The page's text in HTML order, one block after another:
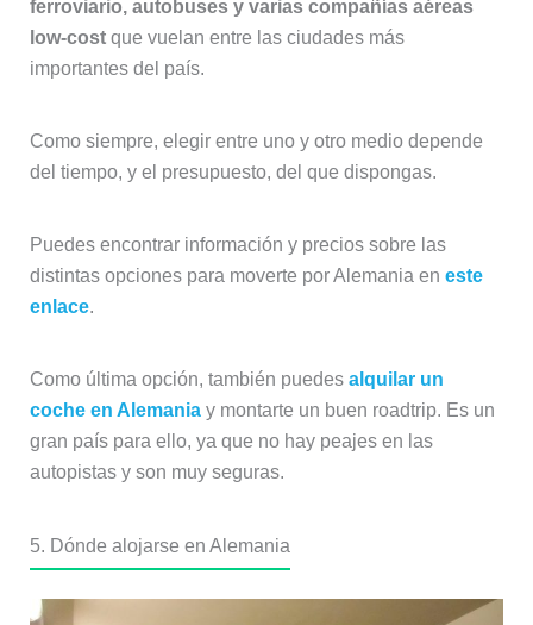
ferroviario, autobuses y varias compañías aéreas
low-costque vuelan entre las ciudades más
importantes del país.
Como siempre, elegir entre uno y otro medio depende
del tiempo, y el presupuesto, del que dispongas.
Puedes encontrar información y precios sobre las
distintas opciones para moverte por Alemania en este
enlace.
Como última opción, también puedes alquilar un
coche en Alemaniay montarte un buen roadtrip. Es un
gran país para ello, ya que no hay peajes en las
autopistas y son muy seguras.
5. Dónde alojarse en Alemania